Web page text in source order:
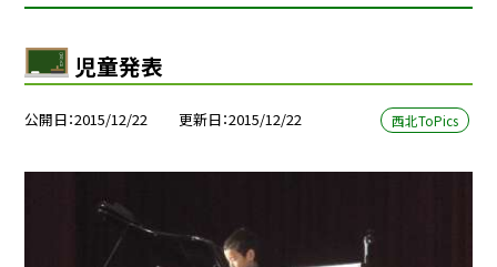
児童発表
公開日 2015/12/22 更新日 2015/12/22 西北ToPics